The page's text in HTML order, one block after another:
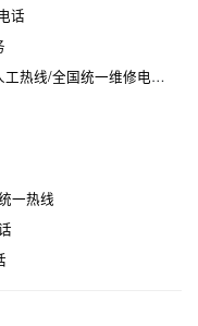
话
/全国统一维修电话是多少
一热线